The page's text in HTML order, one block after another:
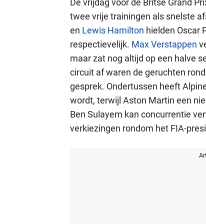
De vrijdag voor de Britse Grand
twee vrije trainingen als snelste
en Lewis Hamilton hielden Oscar
respectievelijk. Max Verstappen
maar zat nog altijd op een halve
circuit af waren de geruchten
gesprek. Ondertussen heeft
wordt, terwijl Aston Martin een
Ben Sulayem kan concurrentie
verkiezingen rondom het FIA-